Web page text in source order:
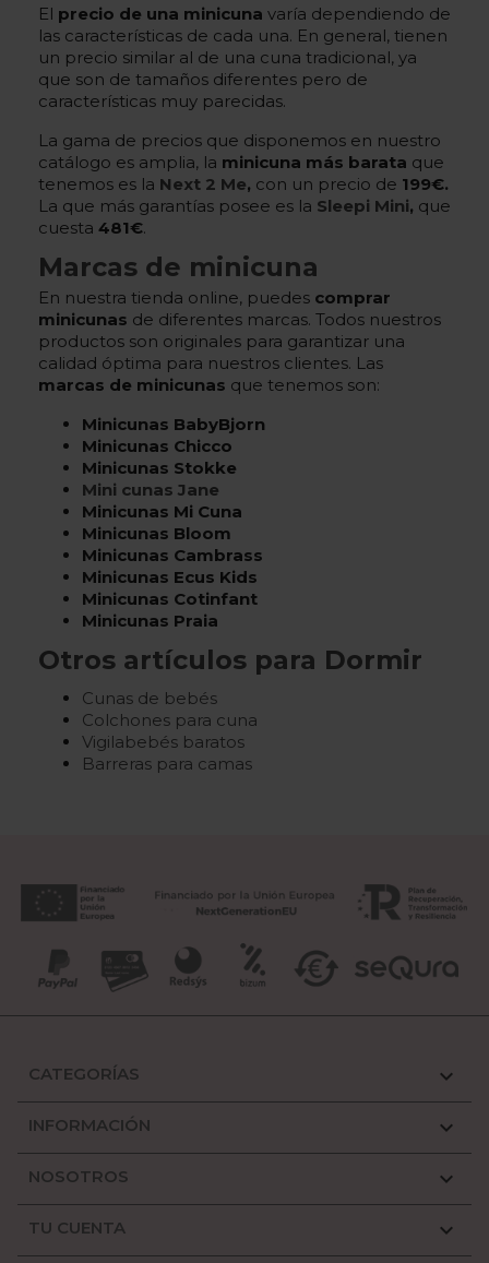
El precio de una minicuna varía dependiendo de
las características de cada una. En general, tienen
un precio similar al de una cuna tradicional, ya
que son de tamaños diferentes pero de
características muy parecidas.
La gama de precios que disponemos en nuestro
catálogo es amplia, la minicuna más barata que
tenemos es la Next 2 Me, con un precio de 199€.
La que más garantías posee es la Sleepi Mini, que
cuesta 481€.
Marcas de minicuna
En nuestra tienda online, puedes comprar
minicunas de diferentes marcas. Todos nuestros
productos son originales para garantizar una
calidad óptima para nuestros clientes. Las
marcas de minicunas que tenemos son:
Minicunas BabyBjorn
Minicunas Chicco
Minicunas Stokke
Mini cunas Jane
Minicunas Mi Cuna
Minicunas Bloom
Minicunas Cambrass
Minicunas Ecus Kids
Minicunas Cotinfant
Minicunas Praia
Otros artículos para Dormir
Cunas de bebés
Colchones para cuna
Vigilabebés baratos
Barreras para camas
CATEGORÍAS 
INFORMACIÓN 
NOSOTROS 
TU CUENTA 